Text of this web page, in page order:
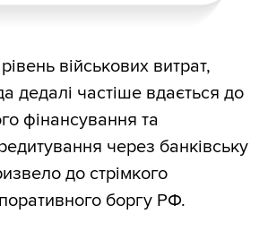
військових витрат,
дедалі частіше вдається до
фінансування та
через банківську
до стрімкого
боргу РФ.